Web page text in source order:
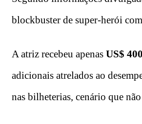
blockbuster de super-herói
A atriz recebeu apenas US$
adicionais atrelados ao
nas bilheterias, cenário que